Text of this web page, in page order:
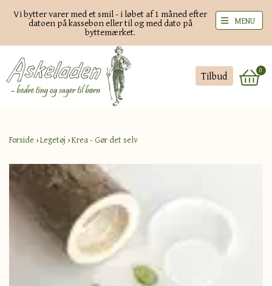
Vi bytter varer med et smil - i løbet af 1 måned efter
datoen på kassebon eller til og med dato på
byttemærket.
Tilbud 0
MENU
Forside ›Legetøj ›Krea - Gør det selv